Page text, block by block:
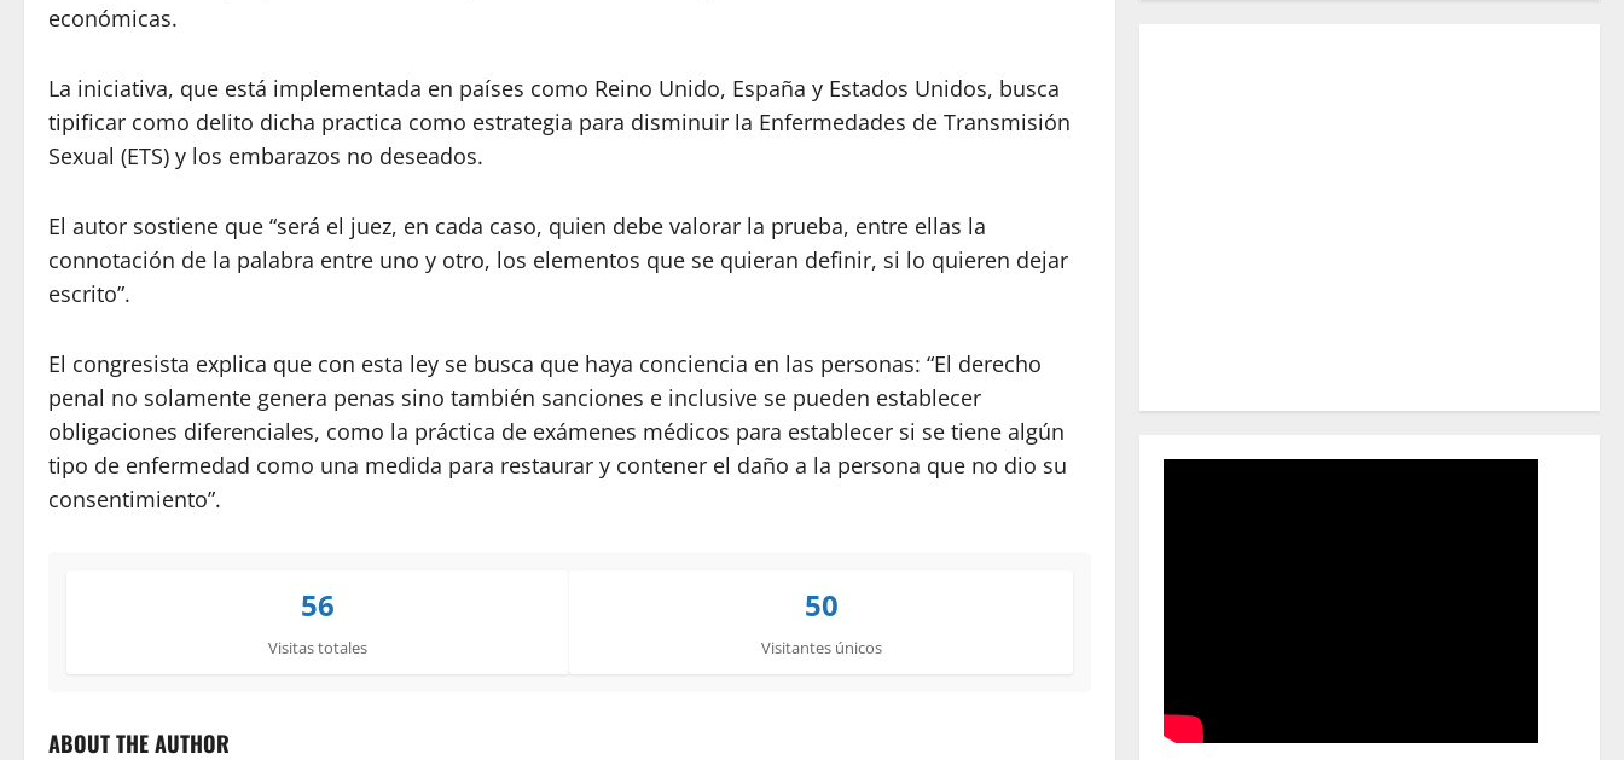
económicas.
La iniciativa, que está implementada en países como Reino Unido, España y Estados Unidos, busca
tipificar como delito dicha practica como estrategia para disminuir la Enfermedades de Transmisión
Sexual (ETS) y los embarazos no deseados.
El autor sostiene que “será el juez, en cada caso, quien debe valorar la prueba, entre ellas la
connotación de la palabra entre uno y otro, los elementos que se quieran definir, si lo quieren dejar
escrito”.
El congresista explica que con esta ley se busca que haya conciencia en las personas: “El derecho
penal no solamente genera penas sino también sanciones e inclusive se pueden establecer
obligaciones diferenciales, como la práctica de exámenes médicos para establecer si se tiene algún
tipo de enfermedad como una medida para restaurar y contener el daño a la persona que no dio su
consentimiento”.
56
Visitas totales
50
Visitantes únicos
ABOUT THE AUTHOR